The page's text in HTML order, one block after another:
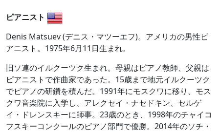
ピアニスト
Denis Matsuev (デニス・マツーエフ)。アメリカの男性ピ
アニスト。1975年6月11日生まれ。
旧ソ連のイルクーツク生まれ。母親はピアノ教師、父親は
ピアニストで作曲家であった。15歳まで地元イルクーツク
でピアノの研鑽を積んだ。1991年にモスクワに移り、モス
クワ音楽院に入学し、アレクセイ・ナセドキン、セルゲ
イ・ドレンスキーに師事。23歳のとき、1998年のチャイコ
フスキーコンクールのピアノ部門で優勝。2014年のソチ・